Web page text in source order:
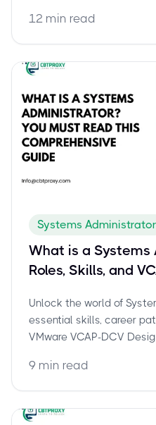
12 min read
Systems Administrator
What is a Systems
Roles, Skills, and
Unlock the world of
essential skills, career
VMware VCAP-DCV
for your 3V0-21.23 exam.
9 min read